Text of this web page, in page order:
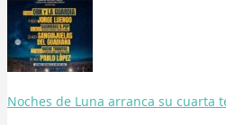
Noches de Luna arranca su cuarta